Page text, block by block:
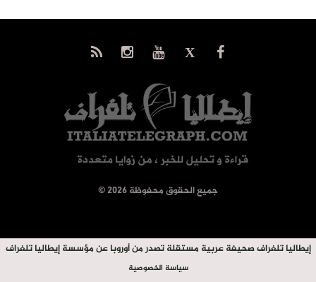
© جميع الحقوق محفوظة 2026
إيطاليا تلغراف صحيفة عربية مستقلة تصدر من أوروبا عن مؤسسة إيطاليا تلغراف
سياسة الخصوصية